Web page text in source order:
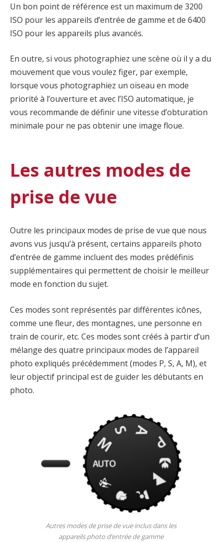
Un bon point de référence est un maximum de 3200
ISO pour les appareils d’entrée de gamme et de 6400
ISO pour les appareils plus avancés.
En outre, si vous photographiez une scène où il y a du
mouvement que vous voulez figer, par exemple,
lorsque vous photographiez un oiseau en mode
priorité à l’ouverture et avec l’ISO automatique, je
vous recommande de définir une vitesse d’obturation
minimale pour ne pas obtenir une image floue.
Les autres modes de
prise de vue
Outre les principaux modes de prise de vue que nous
avons vus jusqu’à présent, certains appareils photo
d’entrée de gamme incluent des modes prédéfinis
supplémentaires qui permettent de choisir le meilleur
mode en fonction du sujet.
Ces modes sont représentés par différentes icônes,
comme une fleur, des montagnes, une personne en
train de courir, etc. Ces modes sont créés à partir d’un
mélange des quatre principaux modes de l’appareil
photo expliqués précédemment (modes P, S, A, M), et
leur objectif principal est de guider les débutants en
photo.
Autres modes de prise de vue inclus dans les
appareils photo d’entrée de gamme